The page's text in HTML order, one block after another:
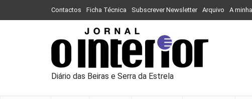
Contactos Ficha Técnica Subscrever Newsletter Arquivo A
Diário das Beiras e Serra da Estrela